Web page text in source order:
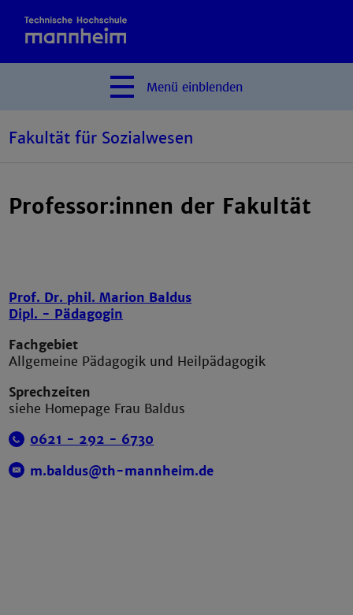
Menü einblenden
Fakultät für Sozialwesen
Professor:innen der Fakultät
Prof. Dr. phil. Marion Baldus
Dipl. - Pädagogin
Fachgebiet
Allgemeine Pädagogik und Heilpädagogik
Sprechzeiten
siehe Homepage Frau Baldus
0621 - 292 - 6730
m.baldus@th-mannheim.de